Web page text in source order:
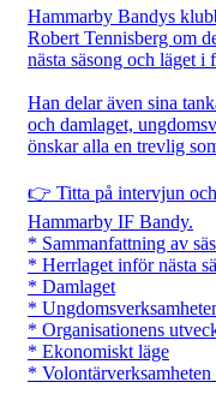
Hammarby Bandys
Robert Tennisberg om
nästa säsong och läget i
Han delar även sina
och damlaget,
önskar alla en trevlig
👉 Titta på intervjun
Hammarby IF Bandy.
* Sammanfattning av
* Herrlaget inför nästa
* Damlaget
*
* Organisationens
* Ekonomiskt läge
*